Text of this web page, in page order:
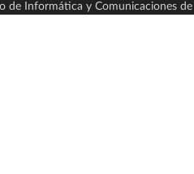
de Informática y Comunicaciones de